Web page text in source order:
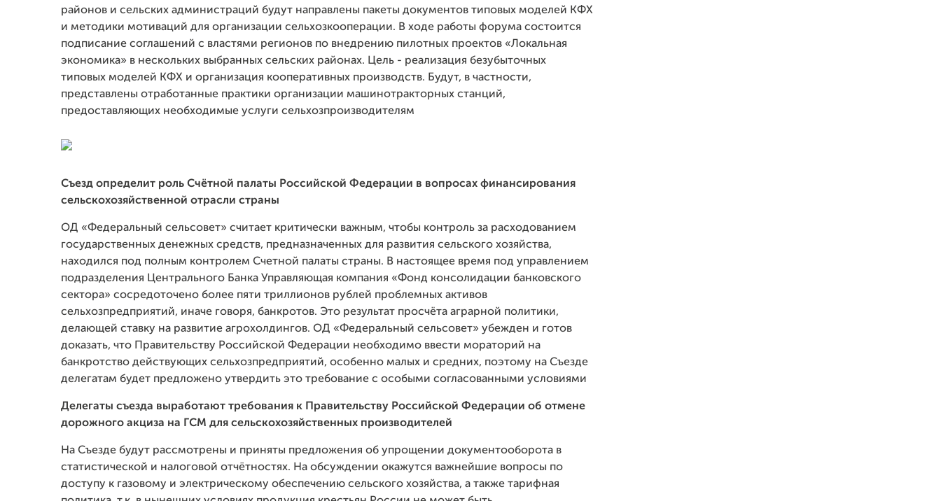
районов и сельских администраций будут направлены пакеты документов типовых моделей КФХ
и методики мотиваций для организации сельхозкооперации. В ходе работы форума состоится
подписание соглашений с властями регионов по внедрению пилотных проектов «Локальная
экономика» в нескольких выбранных сельских районах. Цель - реализация безубыточных
типовых моделей КФХ и организация кооперативных производств. Будут, в частности,
представлены отработанные практики организации машинотракторных станций,
предоставляющих необходимые услуги сельхозпроизводителям
Съезд определит роль Счётной палаты Российской Федерации в вопросах финансирования
сельскохозяйственной отрасли страны
ОД «Федеральный сельсовет» считает критически важным, чтобы контроль за расходованием
государственных денежных средств, предназначенных для развития сельского хозяйства,
находился под полным контролем Счетной палаты страны. В настоящее время под управлением
подразделения Центрального Банка Управляющая компания «Фонд консолидации банковского
сектора» сосредоточено более пяти триллионов рублей проблемных активов
сельхозпредприятий, иначе говоря, банкротов. Это результат просчёта аграрной политики,
делающей ставку на развитие агрохолдингов. ОД «Федеральный сельсовет» убежден и готов
доказать, что Правительству Российской Федерации необходимо ввести мораторий на
банкротство действующих сельхозпредприятий, особенно малых и средних, поэтому на Съезде
делегатам будет предложено утвердить это требование с особыми согласованными условиями
Делегаты съезда выработают требования к Правительству Российской Федерации об отмене
дорожного акциза на ГСМ для сельскохозяйственных производителей
На Съезде будут рассмотрены и приняты предложения об упрощении документооборота в
статистической и налоговой отчётностях. На обсуждении окажутся важнейшие вопросы по
доступу к газовому и электрическому обеспечению сельского хозяйства, а также тарифная